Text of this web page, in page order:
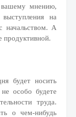
вашему мнению,
на
начальством. А
продуктивной.
будет носить
особо будете
труда.
о чем-нибудь